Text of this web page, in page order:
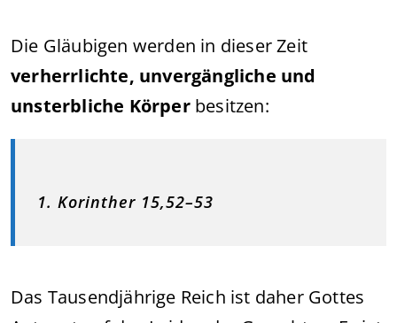
Die Gläubigen werden in dieser Zeit
verherrlichte, unvergängliche und
unsterbliche Körperbesitzen:
1. Korinther 15,52–53
Das Tausendjährige Reich ist daher Gottes